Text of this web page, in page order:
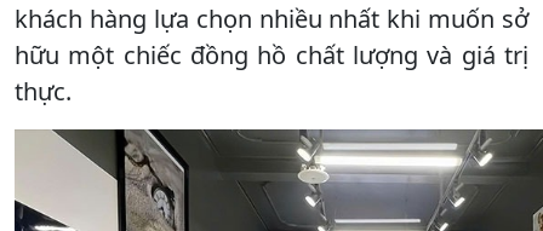
khách hàng lựa chọn nhiều nhất khi muốn sở
hữu một chiếc đồng hồ chất lượng và giá trị
thực.